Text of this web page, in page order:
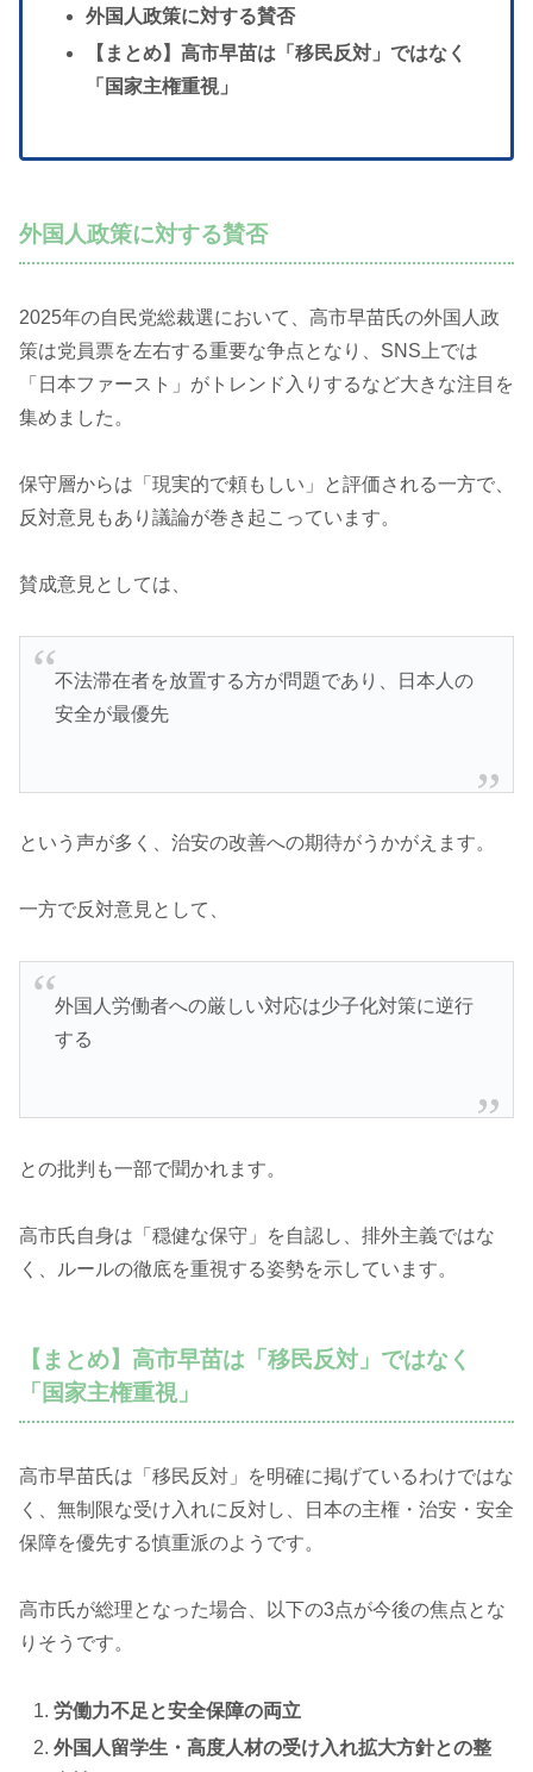
外国人政策に対する賛否
【まとめ】高市早苗は「移民反対」ではなく
「国家主権重視」
外国人政策に対する賛否
2025年の自民党総裁選において、高市早苗氏の外国人政
策は党員票を左右する重要な争点となり、SNS上では
「日本ファースト」がトレンド入りするなど大きな注目を
集めました。
保守層からは「現実的で頼もしい」と評価される一方で、
反対意見もあり議論が巻き起こっています。
賛成意見としては、
不法滞在者を放置する方が問題であり、日本人の
安全が最優先
という声が多く、治安の改善への期待がうかがえます。
一方で反対意見として、
外国人労働者への厳しい対応は少子化対策に逆行
する
との批判も一部で聞かれます。
高市氏自身は「穏健な保守」を自認し、排外主義ではな
く、ルールの徹底を重視する姿勢を示しています。
【まとめ】高市早苗は「移民反対」ではなく
「国家主権重視」
高市早苗氏は「移民反対」を明確に掲げているわけではな
く、無制限な受け入れに反対し、日本の主権・治安・安全
保障を優先する慎重派のようです。
高市氏が総理となった場合、以下の3点が今後の焦点とな
りそうです。
労働力不足と安全保障の両立
外国人留学生・高度人材の受け入れ拡大方針との整